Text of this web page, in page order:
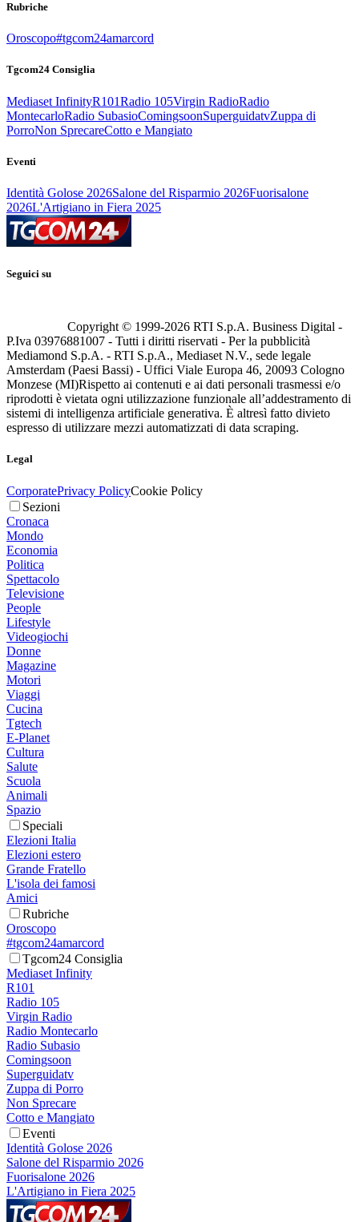
Rubriche
Oroscopo#tgcom24amarcord
Tgcom24 Consiglia
Mediaset InfinityR101Radio 105Virgin RadioRadio
MontecarloRadio SubasioComingsoonSuperguidatvZuppa di
PorroNon SprecareCotto e Mangiato
Eventi
Identità Golose 2026Salone del Risparmio 2026Fuorisalone
2026L'Artigiano in Fiera 2025
Seguici su
Copyright © 1999-2026 RTI S.p.A. Business Digital -
P.Iva 03976881007 - Tutti i diritti riservati - Per la pubblicità
Mediamond S.p.A. - RTI S.p.A., Mediaset N.V., sede legale
Amsterdam (Paesi Bassi) - Uffici Viale Europa 46, 20093 Cologno
Monzese (MI)Rispetto ai contenuti e ai dati personali trasmessi e/o
riprodotti è vietata ogni utilizzazione funzionale all’addestramento di
sistemi di intelligenza artificiale generativa. È altresì fatto divieto
espresso di utilizzare mezzi automatizzati di data scraping.
Legal
CorporatePrivacy PolicyCookie Policy
Sezioni
Cronaca
Mondo
Economia
Politica
Spettacolo
Televisione
People
Lifestyle
Videogiochi
Donne
Magazine
Motori
Viaggi
Cucina
Tgtech
E-Planet
Cultura
Salute
Scuola
Animali
Spazio
Speciali
Elezioni Italia
Elezioni estero
Grande Fratello
L'isola dei famosi
Amici
Rubriche
Oroscopo
#tgcom24amarcord
Tgcom24 Consiglia
Mediaset Infinity
R101
Radio 105
Virgin Radio
Radio Montecarlo
Radio Subasio
Comingsoon
Superguidatv
Zuppa di Porro
Non Sprecare
Cotto e Mangiato
Eventi
Identità Golose 2026
Salone del Risparmio 2026
Fuorisalone 2026
L'Artigiano in Fiera 2025